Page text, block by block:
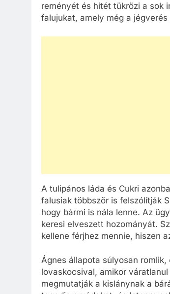
reményét és hitét tükrözi a sok
falujukat, amely még a
A tulipános láda és Cukri
falusiak többször is felszólítják
hogy bármi is nála lenne. Az
keresi elveszett hozományát.
kellene férjhez mennie, hiszen
Ágnes állapota súlyosan
lovaskocsival, amikor
megmutatják a kislánynak a